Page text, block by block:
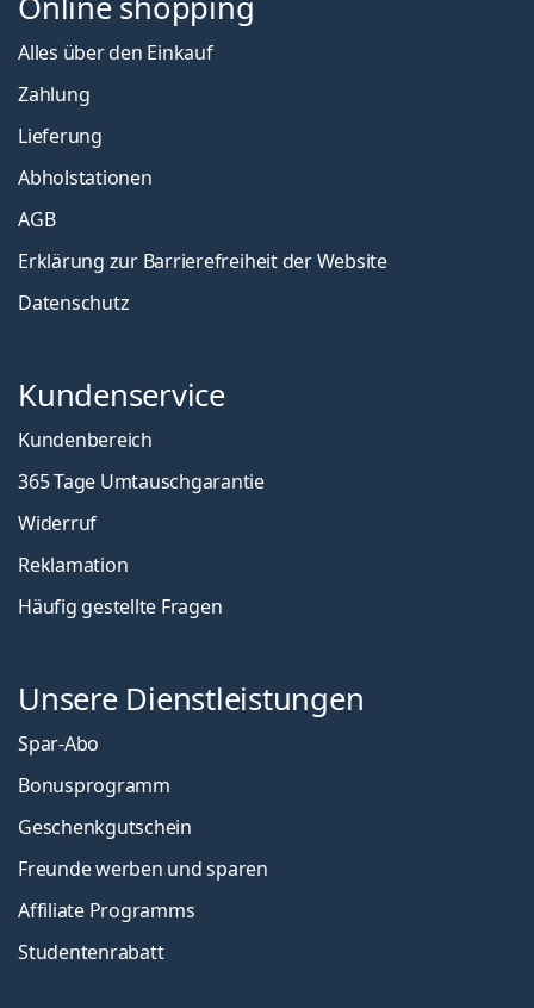
Alles über den Einkauf
Zahlung
Lieferung
Abholstationen
AGB
Erklärung zur Barrierefreiheit der Website
Datenschutz
Kundenservice
Kundenbereich
365 Tage Umtauschgarantie
Widerruf
Reklamation
Häufig gestellte Fragen
Unsere Dienstleistungen
Spar-Abo
Bonusprogramm
Geschenkgutschein
Freunde werben und sparen
Affiliate Programms
Studentenrabatt